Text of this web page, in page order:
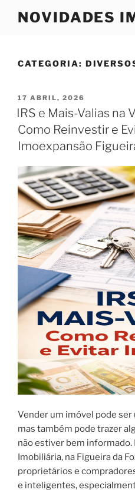
NOVIDADES
CATEGORIA:
PUBLICADO
EM
17 ABRIL, 2026
IRS e Mais-Valias na
Como Reinvestir e
Imoexpansão
Vender um imóvel pode
mas também pode trazer
não estiver bem informado.
Imobiliária, na Figueira da
proprietários e
e inteligentes,